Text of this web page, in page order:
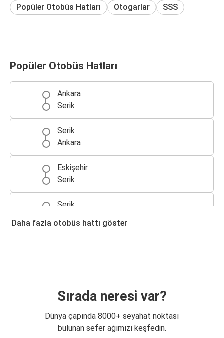
Popüler Otobüs Hatları Otogarlar SSS
Popüler Otobüs Hatları
Ankara
Serik
Serik
Ankara
Eskişehir
Serik
Serik
Bursa
Bursa
Serik
Daha fazla otobüs hattı göster
Sırada neresi var?
Dünya çapında 8000+ seyahat noktası
bulunan sefer ağımızı keşfedin.